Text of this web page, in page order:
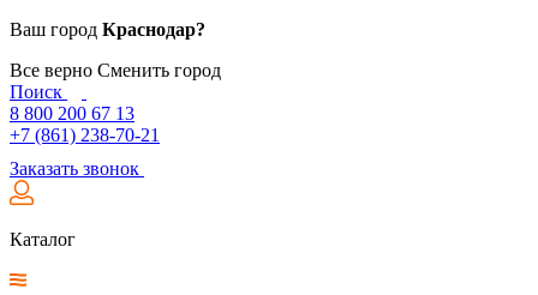
Ваш город Краснодар?
Все верно Сменить город
Поиск
8 800 200 67 13
+7 (861) 238-70-21
Заказать звонок
Каталог